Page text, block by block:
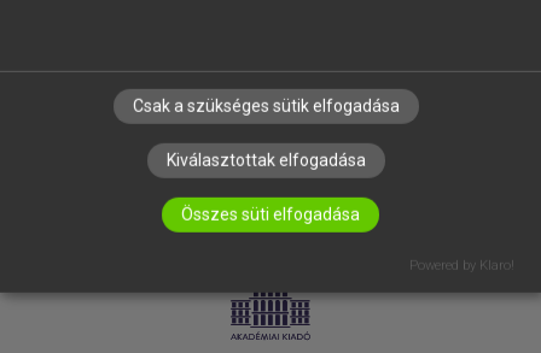
LICENCSZERZŐDÉS ADATVÉDELEM
Csak a szükséges sütik elfogadása
Kiválasztottak elfogadása
Összes süti elfogadása
Powered by Klaro!